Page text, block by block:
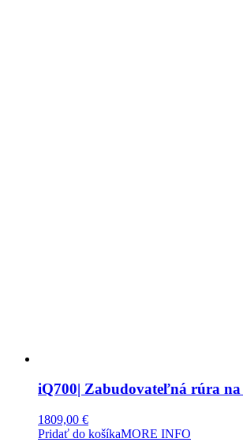
iQ700| Zabudovateľná rúra na
1809,00 €
Pridať do košíkaMORE INFO